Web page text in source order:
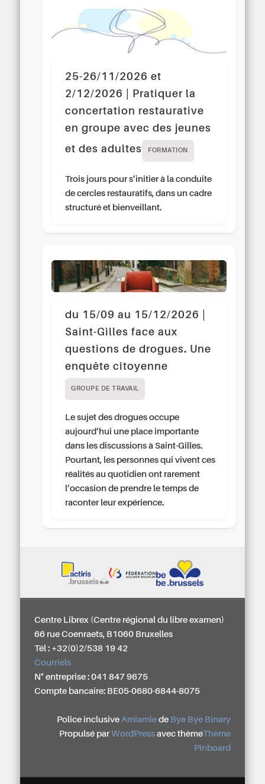
25-26/11/2026 et
2/12/2026 | Pratiquer la
concertation restaurative
en groupe avec des jeunes
et des adultes
FORMATION
Trois jours pour s’initier à la conduite
de cercles restauratifs, dans un cadre
structuré et bienveillant.
du 15/09 au 15/12/2026 |
Saint-Gilles face aux
questions de drogues. Une
enquête citoyenne
GROUPE DE TRAVAIL
Le sujet des drogues occupe
aujourd’hui une place importante
dans les discussions à Saint-Gilles.
Pourtant, les personnes qui vivent ces
réalités au quotidien ont rarement
l’occasion de prendre le temps de
raconter leur expérience.
Centre Librex (Centre régional du libre examen)
66 rue Coenraets, B1060 Bruxelles
Tél : +32(0)2/538 19 42
Courriels
N° entreprise : 041 847 9675
Compte bancaire: BE05-0680-6844-8075
Police inclusive Amiamiede Bye Bye Binary
Propulsé par WordPressavec thèmeThème
Pinboard